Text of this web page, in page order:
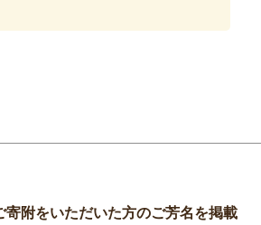
寄附をいただいた方のご芳名を掲載